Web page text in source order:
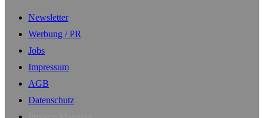
Newsletter
Werbung / PR
Jobs
Impressum
AGB
Datenschutz